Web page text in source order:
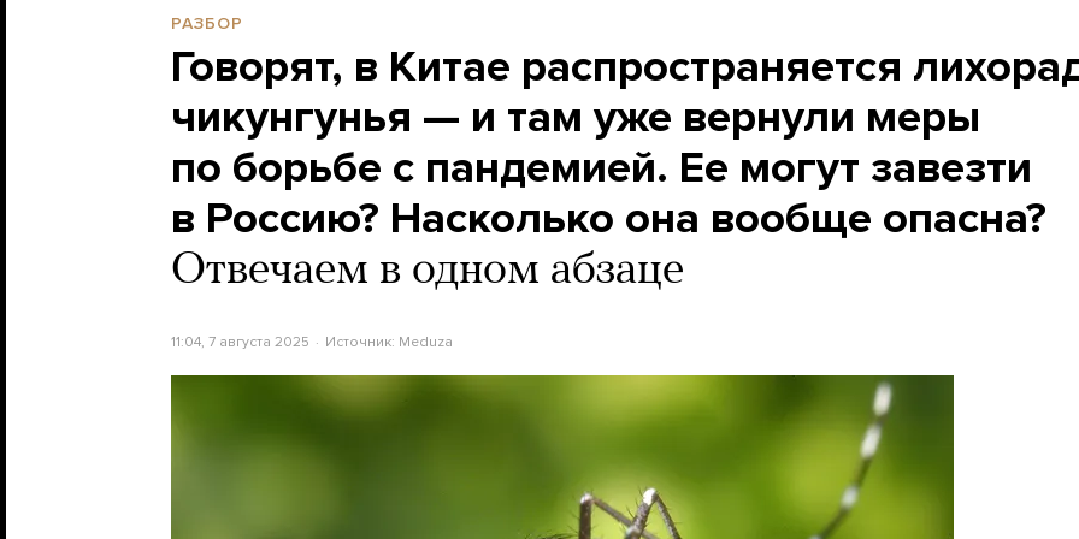
РАЗБОР
Говорят, в Китае распространяется
чикунгунья — и там уже вернули меры
по борьбе с пандемией. Ее могут завезти
в Россию? Насколько она вообще опасна?
Отвечаем в одном абзаце
11:04, 7 августа 2025 Источник: Meduza